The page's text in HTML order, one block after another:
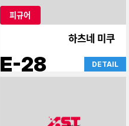
피규어
하츠네 미쿠
E-28 DETAIL